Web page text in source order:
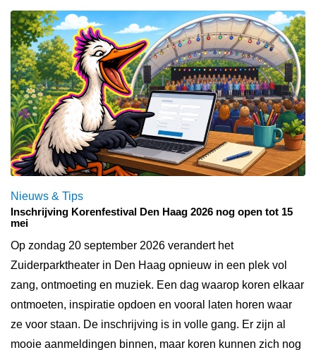
Nieuws & Tips
Inschrijving Korenfestival Den Haag 2026 nog open tot 15
mei
Op zondag 20 september 2026 verandert het
Zuiderparktheater in Den Haag opnieuw in een plek vol
zang, ontmoeting en muziek. Een dag waarop koren elkaar
ontmoeten, inspiratie opdoen en vooral laten horen waar
ze voor staan. De inschrijving is in volle gang. Er zijn al
mooie aanmeldingen binnen, maar koren kunnen zich nog